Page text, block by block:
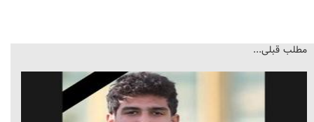
مطلب قبلی...